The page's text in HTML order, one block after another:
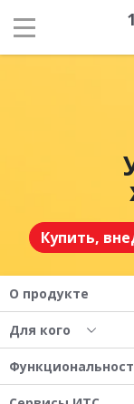
Купить,
О продукте
Для кого